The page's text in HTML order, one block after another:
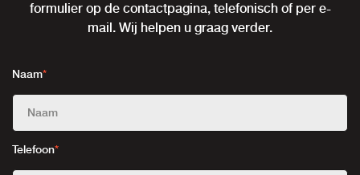
formulier op de contactpagina, telefonisch of per e-
mail. Wij helpen u graag verder.
Naam*
Telefoon*